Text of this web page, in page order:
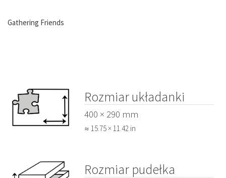
Gathering Friends
Rozmiar układanki
400 × 290 mm
≈ 15.75 × 11.42 in
Rozmiar pudełka